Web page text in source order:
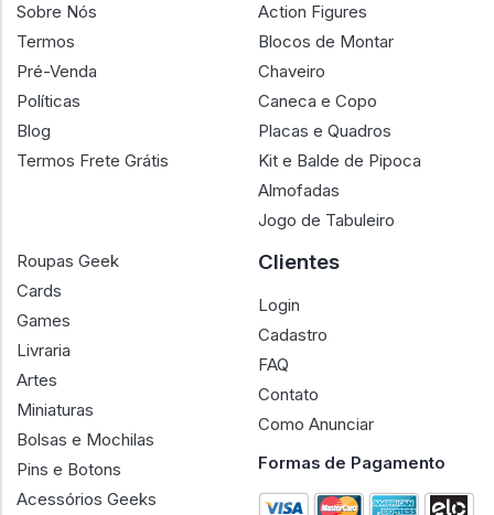
Sobre Nós
Termos
Pré-Venda
Políticas
Blog
Termos Frete Grátis
Action Figures
Blocos de Montar
Chaveiro
Caneca e Copo
Placas e Quadros
Kit e Balde de Pipoca
Almofadas
Jogo de Tabuleiro
Roupas Geek
Cards
Games
Livraria
Artes
Miniaturas
Bolsas e Mochilas
Pins e Botons
Acessórios Geeks
Clientes
Login
Cadastro
FAQ
Contato
Como Anunciar
Formas de Pagamento